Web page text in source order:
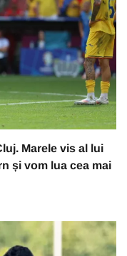
Marele vis al lui
și vom lua cea mai